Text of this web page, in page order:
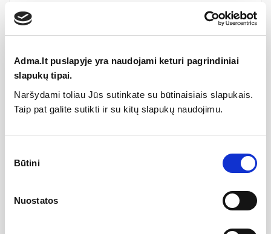
Adma.lt puslapyje yra naudojami keturi pagrindiniai
slapukų tipai.
Naršydami toliau Jūs sutinkate su būtinaisiais slapukais.
Taip pat galite sutikti ir su kitų slapukų naudojimu.
pasirinkimas
Būtini
Nuostatos
Aprašymas
Slim dangtis, baltas, H8660800000001
Viena patogi pakuotė: klozetas + dangtis su
sėdyne;
Klozetas rimless – be viršutinio žiedo (lengvas
Horizontalus nuotako tipas;